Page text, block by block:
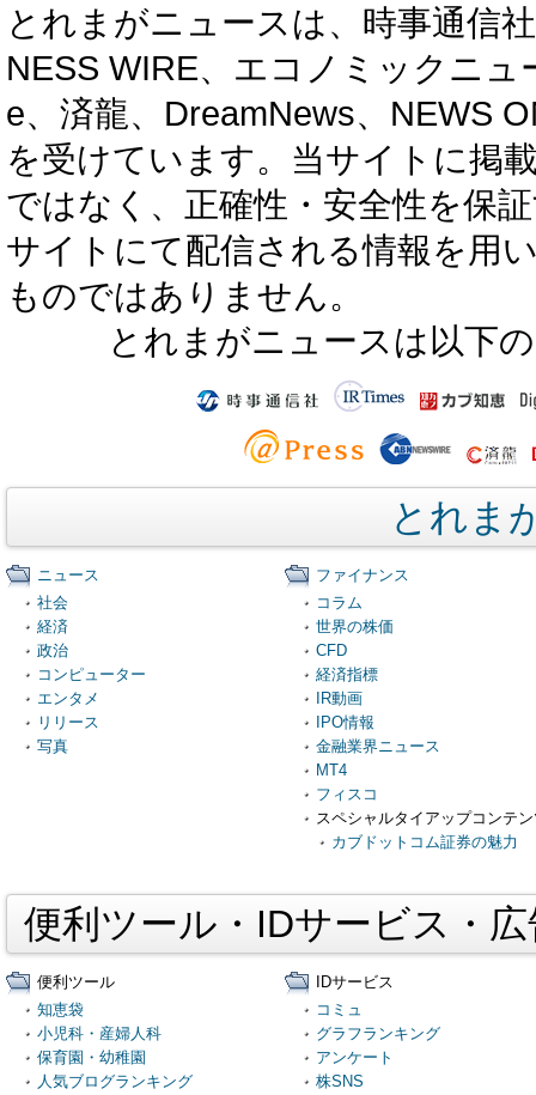
とれまがニュースは、時事通信
NESS WIRE、エコノミックニ
e、済龍、DreamNews、NEWS
を受けています。当サイトに掲
ではなく、正確性・安全性を保
サイトにて配信される情報を用
ものではありません。
とれまがニュースは以下
とれま
ニュース
社会
経済
政治
コンピューター
エンタメ
リリース
写真
ファイナンス
コラム
世界の株価
CFD
経済指標
IR動画
IPO情報
金融業界ニュース
MT4
フィスコ
スペシャルタイアップコンテ
カブドットコム証券の魅力
便利ツール・IDサービス・
便利ツール
知恵袋
小児科・産婦人科
保育園・幼稚園
人気ブログランキング
IDサービス
コミュ
グラフランキング
アンケート
株SNS